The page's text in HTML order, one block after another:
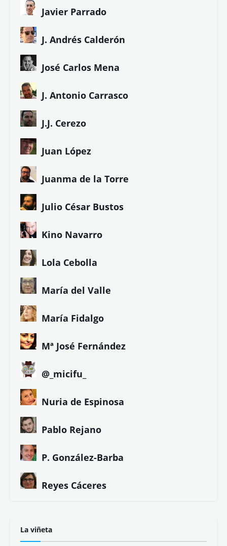
Javier Parrado
J. Andrés Calderón
José Carlos Mena
J. Antonio Carrasco
J.J. Cerezo
Juan López
Juanma de la Torre
Julio César Bustos
Kino Navarro
Lola Cebolla
María del Valle
María Fidalgo
Mª José Fernández
@_micifu_
Nuria de Espinosa
Pablo Rejano
P. González-Barba
Reyes Cáceres
La viñeta